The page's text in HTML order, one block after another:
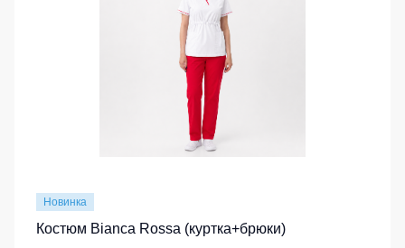
Новинка
Костюм Bianca Rossa (куртка+брюки)